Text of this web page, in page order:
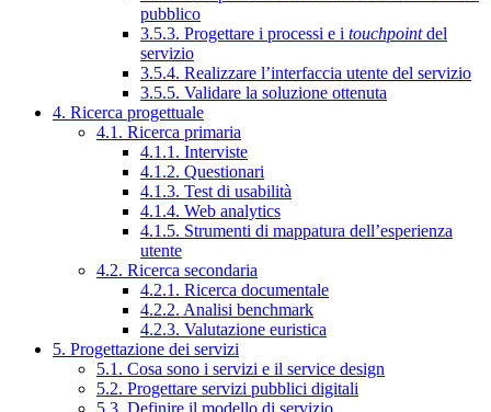
pubblico
3.5.3. Progettare i processi e i touchpointdel
servizio
3.5.4. Realizzare l’interfaccia utente del servizio
3.5.5. Validare la soluzione ottenuta
4. Ricerca progettuale
4.1. Ricerca primaria
4.1.1. Interviste
4.1.2. Questionari
4.1.3. Test di usabilità
4.1.4. Web analytics
4.1.5. Strumenti di mappatura dell’esperienza
utente
4.2. Ricerca secondaria
4.2.1. Ricerca documentale
4.2.2. Analisi benchmark
4.2.3. Valutazione euristica
5. Progettazione dei servizi
5.1. Cosa sono i servizi e il service design
5.2. Progettare servizi pubblici digitali
5.3. Definire il modello di servizio